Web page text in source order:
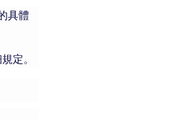
具體
定。